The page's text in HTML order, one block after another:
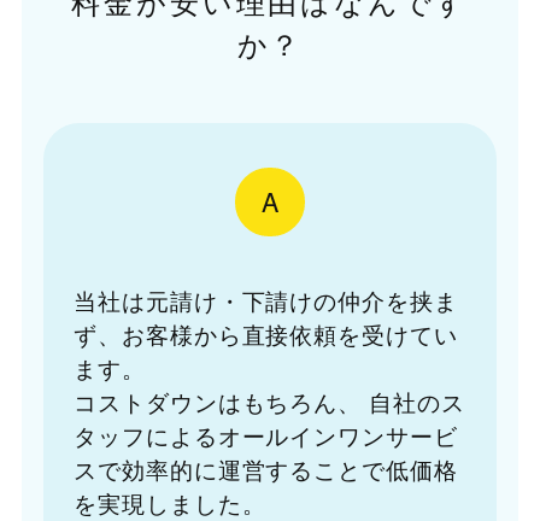
か？
A
当社は元請け・下請けの仲介を挟ま
ず、お客様から直接依頼を受けてい
ます。
コストダウンはもちろん、
自社のス
タッフによるオールインワンサービ
スで効率的に運営することで低価格
を実現しました。